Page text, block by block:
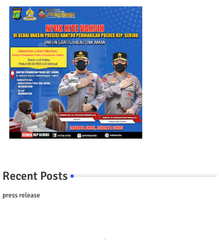
Recent Posts
press release